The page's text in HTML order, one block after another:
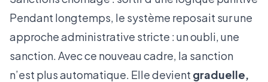
Pendant longtemps, le système reposait sur une
approche administrative stricte : un oubli, une
sanction. Avec ce nouveau cadre, la sanction
n’est plus automatique. Elle devient graduelle,